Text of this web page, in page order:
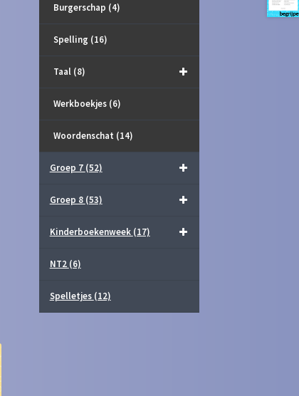
Burgerschap (4)
Spelling (16)
Taal (8)
Werkboekjes (6)
Woordenschat (14)
Groep 7 (52)
Groep 8 (53)
Kinderboekenweek (17)
NT2 (6)
Spelletjes (12)